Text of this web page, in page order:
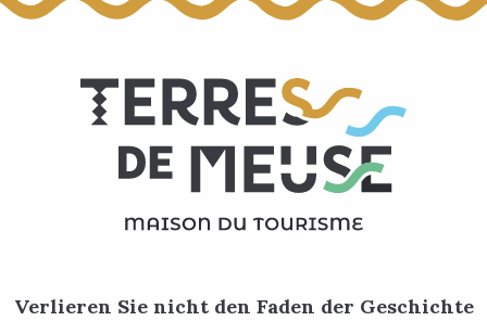
Verlieren Sie nicht den Faden der Geschichte